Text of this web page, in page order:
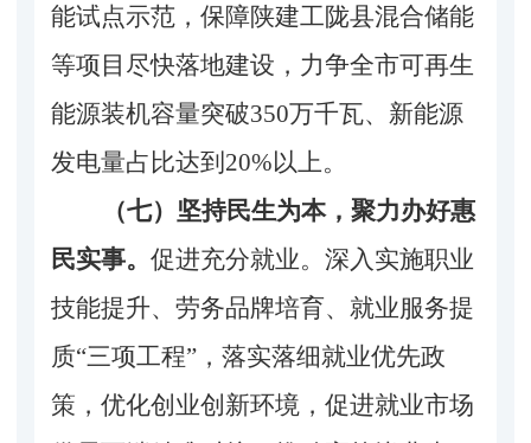
能试点示范，保障陕建工陇县混合储能
等项目尽快落地建设，力争全市可再生
能源装机容量突破350万千瓦、新能源
发电量占比达到20%以上。
（七）坚持民生为本，聚力办好惠
民实事。 促进充分就业。深入实施职业
技能提升、劳务品牌培育、就业服务提
质“三项工程”，落实落细就业优先政
策，优化创业创新环境，促进就业市场